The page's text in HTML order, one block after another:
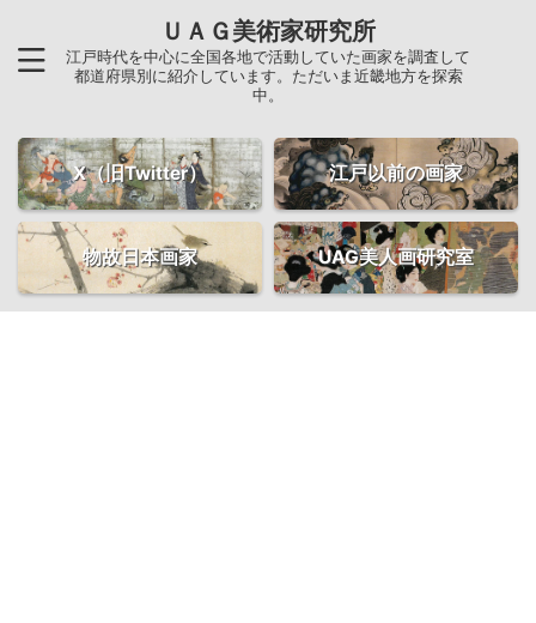
ＵＡＧ美術家研究所
江戸時代を中心に全国各地で活動していた画家を調査して
都道府県別に紹介しています。ただいま近畿地方を探索
中。
X（旧Twitter） 江戸以前の画家
物故日本画家 UAG美人画研究室